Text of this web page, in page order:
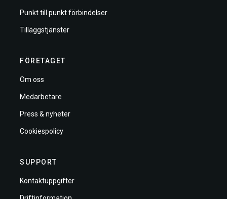
Punkt till punkt förbindelser
Tilläggstjänster
FÖRETAGET
Om oss
Medarbetare
Press & nyheter
Cookiespolicy
SUPPORT
Kontaktuppgifter